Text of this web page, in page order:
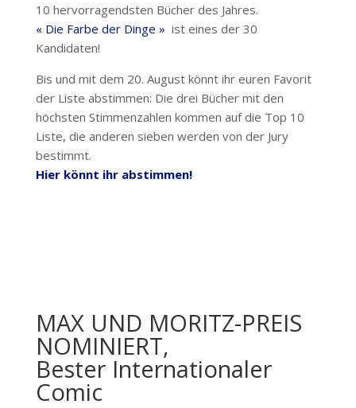
10 hervorragendsten Bücher des Jahres.
« Die Farbe der Dinge » ist eines der 30
Kandidaten!
Bis und mit dem 20. August könnt ihr euren Favorit
der Liste abstimmen: Die drei Bücher mit den
höchsten Stimmenzahlen kommen auf die Top 10
Liste, die anderen sieben werden von der Jury
bestimmt.
Hier könnt ihr abstimmen!
MAX UND MORITZ-PREIS
NOMINIERT,
Bester Internationaler
Comic